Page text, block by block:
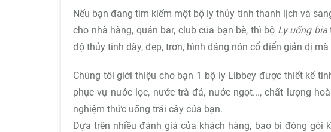
Nếu bạn đang tìm kiếm một bộ ly thủy tinh thanh lịch và
cho nhà hàng, quán bar, club của bạn bè, thì bộ Ly uống bia
độ thủy tinh dày, đẹp, trơn, hình dáng nón cổ điển giản dị
Chúng tôi giới thiệu cho bạn 1 bộ ly Libbey được thiết kế
phục vụ nước lọc, nước trà đá, nước ngọt..., chất lượng
nghiệm thức uống trái cây của bạn.
Dựa trên nhiều đánh giá của khách hàng, bao bì đóng